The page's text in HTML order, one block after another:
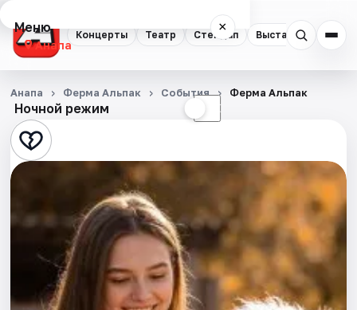
Концерты Театр Стендап Выставки
Меню ×
Анапа
Концерты
Театр
Стендап
Города
Ночной режим ☾
Анапа Ферма Альпак События Ферма Альпак